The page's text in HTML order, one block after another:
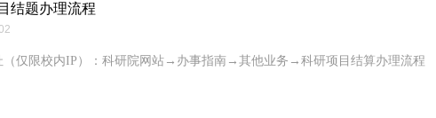
结题办理流程
（仅限校内IP）：科研院网站→办事指南→其他业务→科研项目结算办理流程